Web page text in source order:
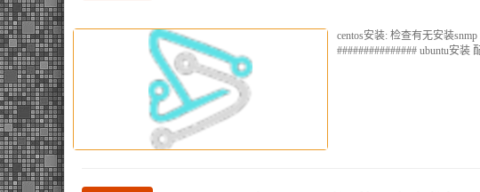
centos安装: 检查有无安装
############### ubuntu安装